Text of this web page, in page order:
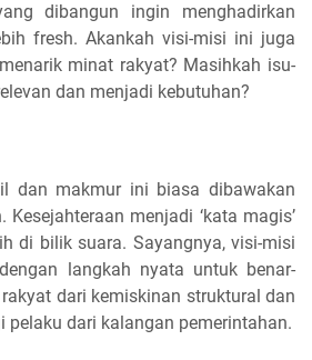
dibangun ingin menghadirkan
fresh. Akankah visi-misi ini juga
minat rakyat? Masihkah isu-
dan menjadi kebutuhan?
dan makmur ini biasa dibawakan
menjadi ‘kata magis’
di bilik suara. Sayangnya, visi-misi
langkah nyata untuk benar-
dari kemiskinan struktural dan
pelaku dari kalangan pemerintahan.